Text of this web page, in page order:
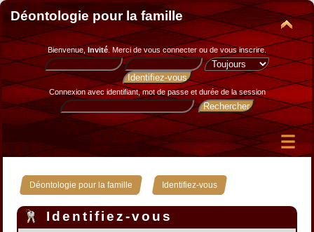
Déontologie pour la famille
Bienvenue, Invité. Merci devous connecter ou de vous inscrire.
Connexion avec identifiant, mot de passe et durée de la session
Déontologie pour la famille » Identifiez-vous
Identifiez-vous